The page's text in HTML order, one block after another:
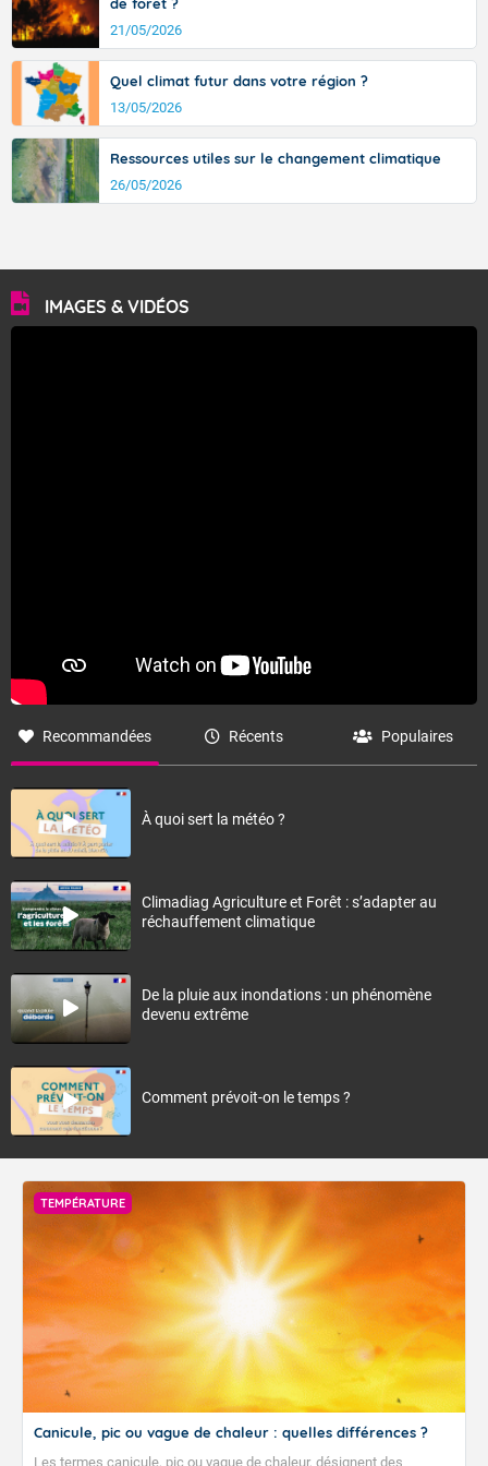
21/05/2026
Quel climat futur dans votre région ?
13/05/2026
Ressources utiles sur le changement climatique
26/05/2026
IMAGES & VIDÉOS
Recommandées Récents Populaires
À quoi sert la météo ?
Climadiag Agriculture et Forêt : s’adapter au
réchauffement climatique
De la pluie aux inondations : un phénomène
devenu extrême
Comment prévoit-on le temps ?
TEMPÉRATURE
Canicule, pic ou vague de chaleur : quelles différences ?
Les termes canicule, pic ou vague de chaleur, désignent des